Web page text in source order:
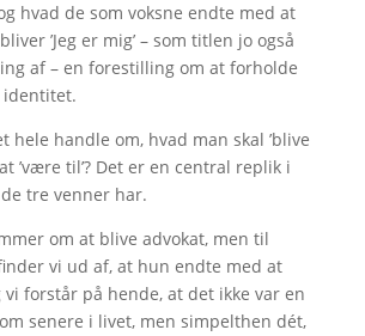
hvad de som voksne endte med at
’Jeg er mig’ – som titlen jo også
af – en forestilling om at forholde
identitet.
hele handle om, hvad man skal ’blive
’være til’? Det er en central replik i
tre venner har.
om at blive advokat, men til
vi ud af, at hun endte med at
forstår på hende, at det ikke var en
senere i livet, men simpelthen dét,